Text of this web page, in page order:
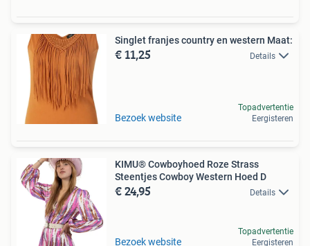
Singlet franjes country en western Maat:
€ 11,25 Details
Bezoek website
Topadvertentie
Eergisteren
KIMU® Cowboyhoed Roze Strass
Steentjes Cowboy Western Hoed D
€ 24,95 Details
Bezoek website
Topadvertentie
Eergisteren